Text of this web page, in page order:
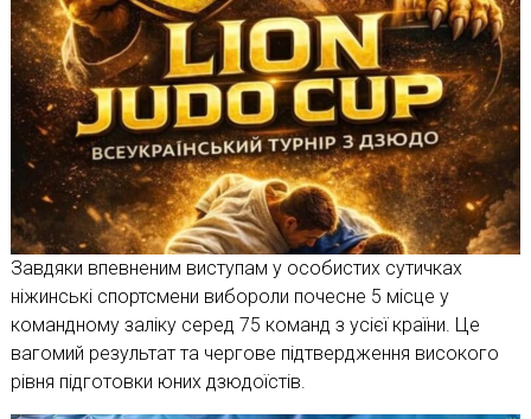
Завдяки впевненим виступам у особистих сутичках
ніжинські спортсмени вибороли почесне 5 місце у
командному заліку серед 75 команд з усієї країни. Це
вагомий результат та чергове підтвердження високого
рівня підготовки юних дзюдоїстів.